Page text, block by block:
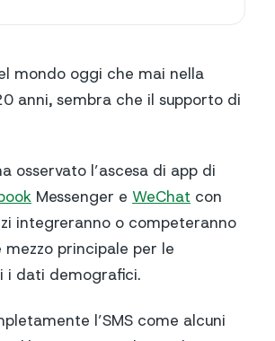
mondo oggi che mai nella
anni, sembra che il supporto di
osservato l’ascesa di app di
Messenger e WeChat con
integreranno o competeranno
mezzo principale per le
i dati demografici.
l’SMS come alcuni